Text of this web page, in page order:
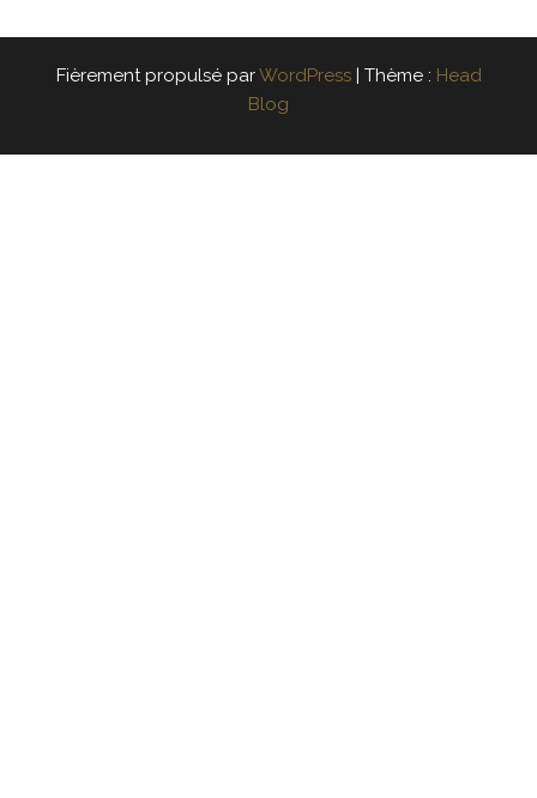
Fièrement propulsé parWordPress | Thème : Head
Blog